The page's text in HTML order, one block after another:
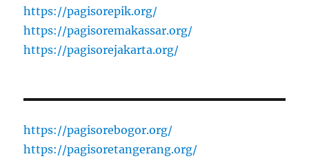
https://pagisorepik.org/
https://pagisoremakassar.org/
https://pagisorejakarta.org/
https://pagisorebogor.org/
https://pagisoretangerang.org/